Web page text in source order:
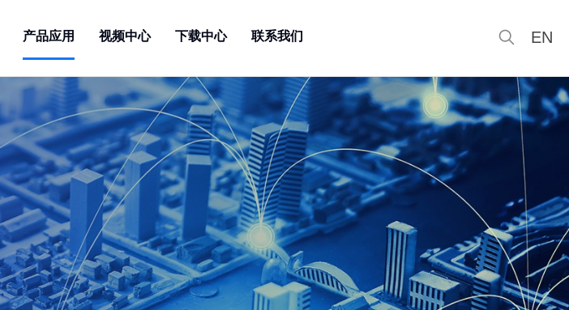
EN
产品应用 视频中心 下载中心 联系我们